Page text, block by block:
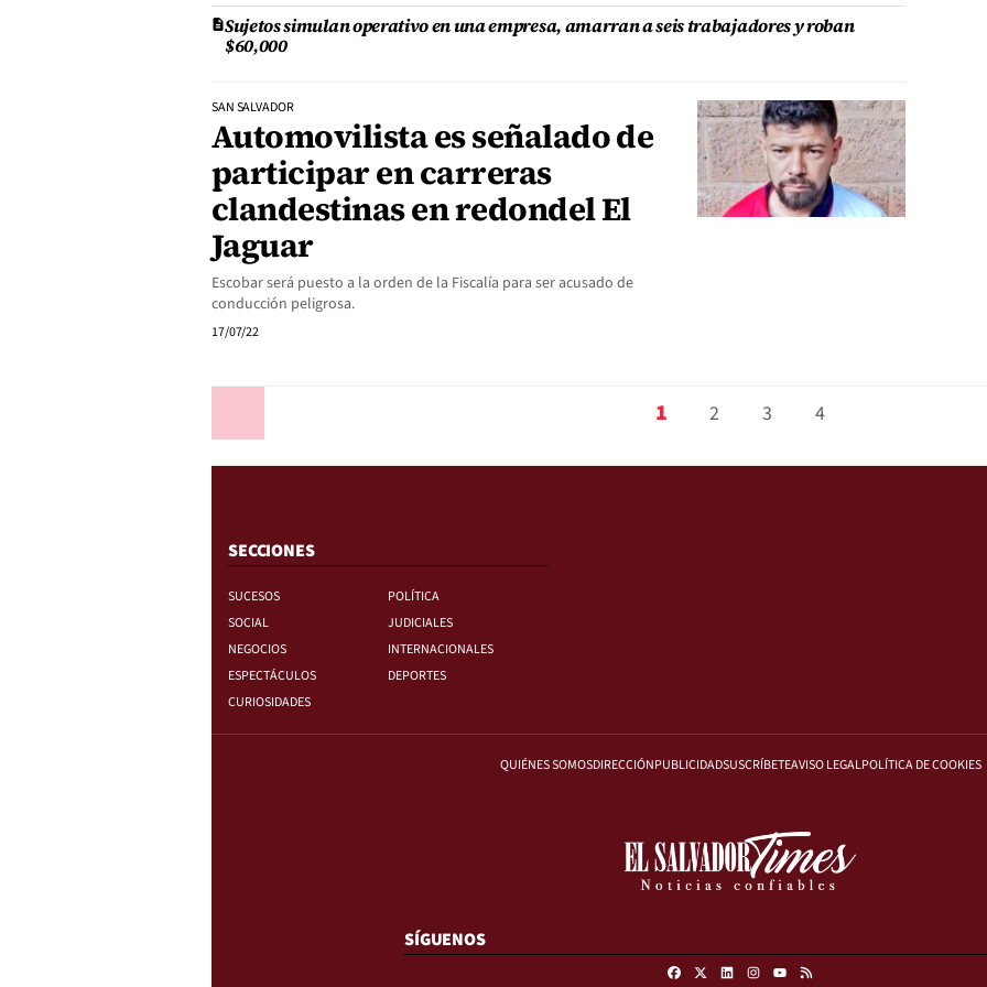
Sujetos simulan operativo en una empresa, amarran a seis trabajadores y roban
$60,000
SAN SALVADOR
Automovilista es señalado de
participar en carreras
clandestinas en redondel El
Jaguar
Escobar será puesto a la orden de la Fiscalía para ser acusado de
conducción peligrosa.
17/07/22
1 2 3 4
SECCIONES
SUCESOS
POLÍTICA
SOCIAL
JUDICIALES
NEGOCIOS
INTERNACIONALES
ESPECTÁCULOS
DEPORTES
CURIOSIDADES
QUIÉNES SOMOSDIRECCIÓNPUBLICIDADSUSCRÍBETEAVISO LEGALPOLÍTICA DE COOKIES
SÍGUENOS
FacebookLinkedinInstagram